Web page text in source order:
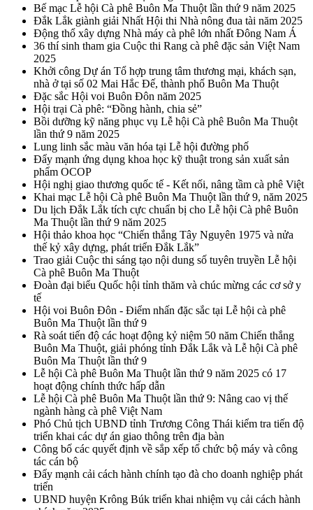
Bế mạc Lễ hội Cà phê Buôn Ma Thuột lần thứ 9 năm 2025
Đắk Lắk giành giải Nhất Hội thi Nhà nông đua tài năm 2025
Động thổ xây dựng Nhà máy cà phê lớn nhất Đông Nam Á
36 thí sinh tham gia Cuộc thi Rang cà phê đặc sản Việt Nam
2025
Khởi công Dự án Tổ hợp trung tâm thương mại, khách sạn,
nhà ở tại số 02 Mai Hắc Đế, thành phố Buôn Ma Thuột
Đặc sắc Hội voi Buôn Đôn năm 2025
Hội trại Cà phê: “Đồng hành, chia sẻ”
Bồi dưỡng kỹ năng phục vụ Lễ hội Cà phê Buôn Ma Thuột
lần thứ 9 năm 2025
Lung linh sắc màu văn hóa tại Lễ hội đường phố
Đẩy mạnh ứng dụng khoa học kỹ thuật trong sản xuất sản
phẩm OCOP
Hội nghị giao thương quốc tế - Kết nối, nâng tầm cà phê Việt
Khai mạc Lễ hội Cà phê Buôn Ma Thuột lần thứ 9, năm 2025
Du lịch Đắk Lắk tích cực chuẩn bị cho Lễ hội Cà phê Buôn
Ma Thuột lần thứ 9 năm 2025
Hội thảo khoa học “Chiến thắng Tây Nguyên 1975 và nửa
thế kỷ xây dựng, phát triển Đắk Lắk”
Trao giải Cuộc thi sáng tạo nội dung số tuyên truyền Lễ hội
Cà phê Buôn Ma Thuột
Đoàn đại biểu Quốc hội tỉnh thăm và chúc mừng các cơ sở y
tế
Hội voi Buôn Đôn - Điểm nhấn đặc sắc tại Lễ hội cà phê
Buôn Ma Thuột lần thứ 9
Rà soát tiến độ các hoạt động kỷ niệm 50 năm Chiến thắng
Buôn Ma Thuột, giải phóng tỉnh Đắk Lắk và Lễ hội Cà phê
Buôn Ma Thuột lần thứ 9
Lễ hội Cà phê Buôn Ma Thuột lần thứ 9 năm 2025 có 17
hoạt động chính thức hấp dẫn
Lễ hội Cà phê Buôn Ma Thuột lần thứ 9: Nâng cao vị thế
ngành hàng cà phê Việt Nam
Phó Chủ tịch UBND tỉnh Trương Công Thái kiểm tra tiến độ
triển khai các dự án giao thông trên địa bàn
Công bố các quyết định về sắp xếp tổ chức bộ máy và công
tác cán bộ
Đẩy mạnh cải cách hành chính tạo đà cho doanh nghiệp phát
triển
UBND huyện Krông Búk triển khai nhiệm vụ cải cách hành